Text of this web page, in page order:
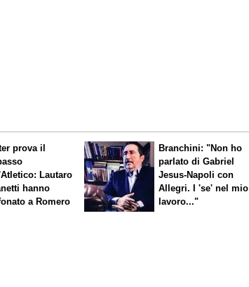
prova il
Lautaro
hanno
a Romero
Branchini: "Non ho
parlato di Gabriel
Jesus-Napoli con
Allegri. I 'se' nel mio
lavoro..."